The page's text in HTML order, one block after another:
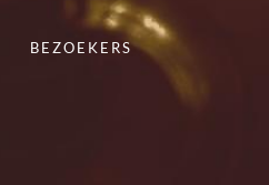
BEZOEKERS